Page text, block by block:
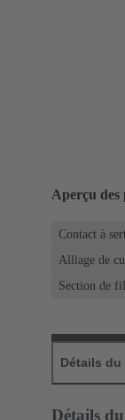
Aperçu des
Contact à
Alliage de
Section de
Détails
Détails